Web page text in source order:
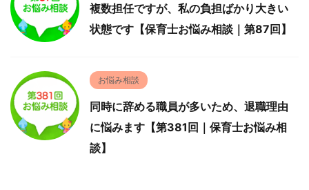
複数担任ですが、私の負担ばかり大きい
状態です【保育士お悩み相談｜第87回】
お悩み相談
同時に辞める職員が多いため、退職理由
に悩みます【第381回｜保育士お悩み相
談】